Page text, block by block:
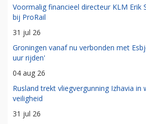
Voormalig financieel directeur KLM Erik
bij ProRail
31 jul 26
Groningen vanaf nu verbonden met
uur rijden'
04 aug 26
Rusland trekt vliegvergunning Izhavia in
veiligheid
31 jul 26